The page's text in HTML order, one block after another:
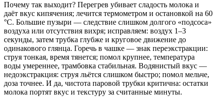
Почему так выходит? Перегрев убивает сладость молока и
даёт вкус кипячения; лечится термометром и остановкой на 60
°C. Большие пузыри — следствие слишком долгого «подсоса»
воздуха или отсутствия вихря; исправляем: воздух 1–3
секунды, затем трубка глубже и круговое движение до
одинакового глянца. Горечь в чашке — знак переэкстракции:
струя тонкая, время тянется; помол крупнее, температура
воды умереннее, трамбовка стабильная. Водянистый вкус —
недоэкстракция: струя льётся слишком быстро; помол мельче,
доза точнее. И да, чистота паровой трубки критична: остатки
молока портят вкус и текстуру за считанные минуты.